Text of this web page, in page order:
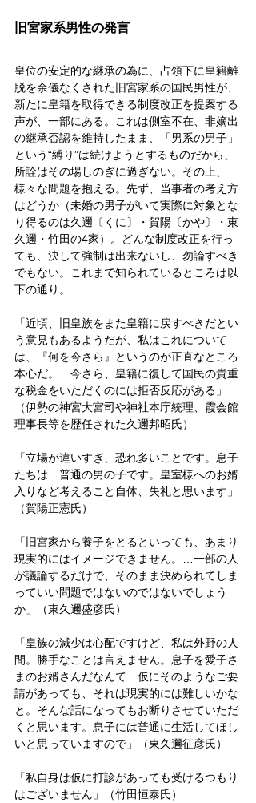
旧宮家系男性の発言
皇位の安定的な継承の為に、占領下に皇籍離
脱を余儀なくされた旧宮家系の国民男性が、
新たに皇籍を取得できる制度改正を提案する
声が、一部にある。これは側室不在、非嫡出
の継承否認を維持したまま、「男系の男子」
という“縛り”は続けようとするものだから、
所詮はその場しのぎに過ぎない。その上、
様々な問題を抱える。先ず、当事者の考え方
はどうか（未婚の男子がいて実際に対象とな
り得るのは久邇〔くに〕・賀陽〔かや〕・東
久邇・竹田の4家）。どんな制度改正を行っ
ても、決して強制は出来ないし、勿論すべき
でもない。これまで知られているところは以
下の通り。
「近頃、旧皇族をまた皇籍に戻すべきだとい
う意見もあるようだが、私はこれについて
は、『何を今さら』というのが正直なところ
本心だ。…今さら、皇籍に復して国民の貴重
な税金をいただくのには拒否反応がある」
（伊勢の神宮大宮司や神社本庁統理、霞会館
理事長等を歴任された久邇邦昭氏）
「立場が違いすぎ、恐れ多いことです。息子
たちは…普通の男の子です。皇室様へのお婿
入りなど考えること自体、失礼と思います」
（賀陽正憲氏）
「旧宮家から養子をとるといっても、あまり
現実的にはイメージできません。…一部の人
が議論するだけで、そのまま決められてしま
っていい問題ではないのではないでしょう
か」（東久邇盛彦氏）
「皇族の減少は心配ですけど、私は外野の人
間。勝手なことは言えません。息子を愛子さ
まのお婿さんだなんて…仮にそのようなご要
請があっても、それは現実的には難しいかな
と。そんな話になってもお断りさせていただ
くと思います。息子には普通に生活してほし
いと思っていますので」（東久邇征彦氏）
「私自身は仮に打診があっても受けるつもり
はございません」（竹田恒泰氏）